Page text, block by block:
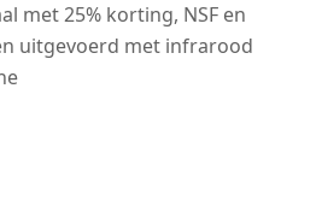
met 25% korting, NSF en
uitgevoerd met infrarood